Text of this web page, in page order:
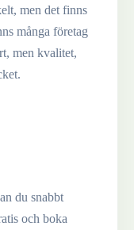
men det finns
många företag
men kvalitet,
du snabbt
och boka